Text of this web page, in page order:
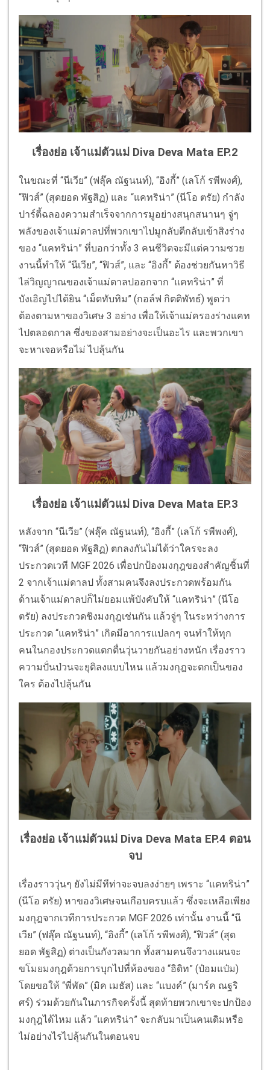
เรื่องย่อ เจ้าแม่ตัวแม่ Diva Deva Mata EP.2
ในขณะที่ “นีเวีย” (ฟลุ๊ค ณัฐนนท์), “อิงกี้” (เลโก้ รพีพงศ์),
“ฟิวส์” (สุดยอด พัฐสิฏ) และ “แคทริน่า” (นีโอ ตรัย) กำลัง
ปาร์ตี้ฉลองความสำเร็จจากการมูอย่างสนุกสนานๆ จู่ๆ
พลังของเจ้าแม่ดาลปที่พวกเขาไปมูกลับตีกลับเข้าสิงร่าง
ของ “แคทริน่า” ที่บอกว่าทั้ง 3 คนชีวิตจะมีแต่ความซวย
งานนี้ทำให้ “นีเวีย”, “ฟิวส์”, และ “อิงกี้” ต้องช่วยกันหาวิธี
ไล่วิญญาณของเจ้าแม่ดาลปออกจาก “แคทริน่า” ที่
บังเอิญไปได้ยิน “เม็ดทับทิม” (กอล์ฟ กิตติพัทธ์) พูดว่า
ต้องตามหาของวิเศษ 3 อย่าง เพื่อให้เจ้าแม่ครองร่างแคท
ไปตลอดกาล ซึ่งของสามอย่างจะเป็นอะไร และพวกเขา
จะหาเจอหรือไม่ ไปลุ้นกัน
เรื่องย่อ เจ้าแม่ตัวแม่ Diva Deva Mata EP.3
หลังจาก “นีเวีย” (ฟลุ๊ค ณัฐนนท์), “อิงกี้” (เลโก้ รพีพงศ์),
“ฟิวส์” (สุดยอด พัฐสิฏ) ตกลงกันไม่ได้ว่าใครจะลง
ประกวดเวที MGF 2026 เพื่อปกป้องมงกุฎของสำคัญชิ้นที่
2 จากเจ้าแม่ดาลป ทั้งสามคนจึงลงประกวดพร้อมกัน
ด้านเจ้าแม่ดาลปก็ไม่ยอมแพ้บังคับให้ “แคทริน่า” (นีโอ
ตรัย) ลงประกวดชิงมงกุฎเช่นกัน แล้วจู่ๆ ในระหว่างการ
ประกวด “แคทริน่า” เกิดมีอาการแปลกๆ จนทำให้ทุก
คนในกองประกวดแตกตื่นวุ่นวายกันอย่างหนัก เรื่องราว
ความปั่นป่วนจะยุติลงแบบไหน แล้วมงกุฎจะตกเป็นของ
ใคร ต้องไปลุ้นกัน
เรื่องย่อ เจ้าแม่ตัวแม่ Diva Deva Mata EP.4 ตอน
จบ
เรื่องราววุ่นๆ ยังไม่มีทีท่าจะจบลงง่ายๆ เพราะ “แคทริน่า”
(นีโอ ตรัย) หาของวิเศษจนเกือบครบแล้ว ซึ่งจะเหลือเพียง
มงกุฎจากเวทีการประกวด MGF 2026 เท่านั้น งานนี้ “นี
เวีย” (ฟลุ๊ค ณัฐนนท์), “อิงกี้” (เลโก้ รพีพงศ์), “ฟิวส์” (สุด
ยอด พัฐสิฏ) ต่างเป็นกังวลมาก ทั้งสามคนจึงวางแผนจะ
ขโมยมงกุฎด้วยการบุกไปที่ห้องของ “อิดิท” (ป๋อมแป๋ม)
โดยขอให้ “พี่พัด” (มิค เมธัส) และ “แบงค์” (มาร์ค ณฐริ
ศร์) ร่วมด้วยกันในภารกิจครั้งนี้ สุดท้ายพวกเขาจะปกป้อง
มงกุฎได้ไหม แล้ว “แคทริน่า” จะกลับมาเป็นคนเดิมหรือ
ไม่อย่างไรไปลุ้นกันในตอนจบ